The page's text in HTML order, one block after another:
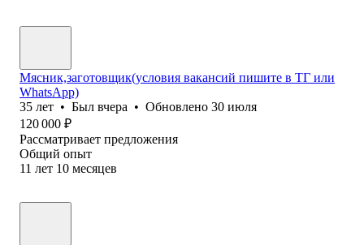
Мясник,заготовщик(условия вакансий пишите в ТГ или
WhatsApp)
35 лет • Был вчера • Обновлено 30 июля
120 000 ₽
Рассматривает предложения
Общий опыт
11 лет 10 месяцев